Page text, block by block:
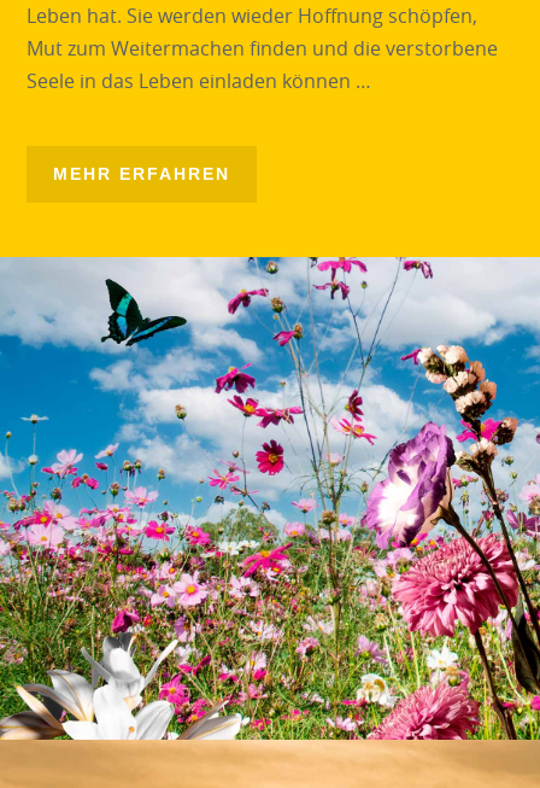
Leben hat. Sie werden wieder Hoffnung schöpfen,
Mut zum Weitermachen finden und die verstorbene
Seele in das Leben einladen können …
MEHR ERFAHREN